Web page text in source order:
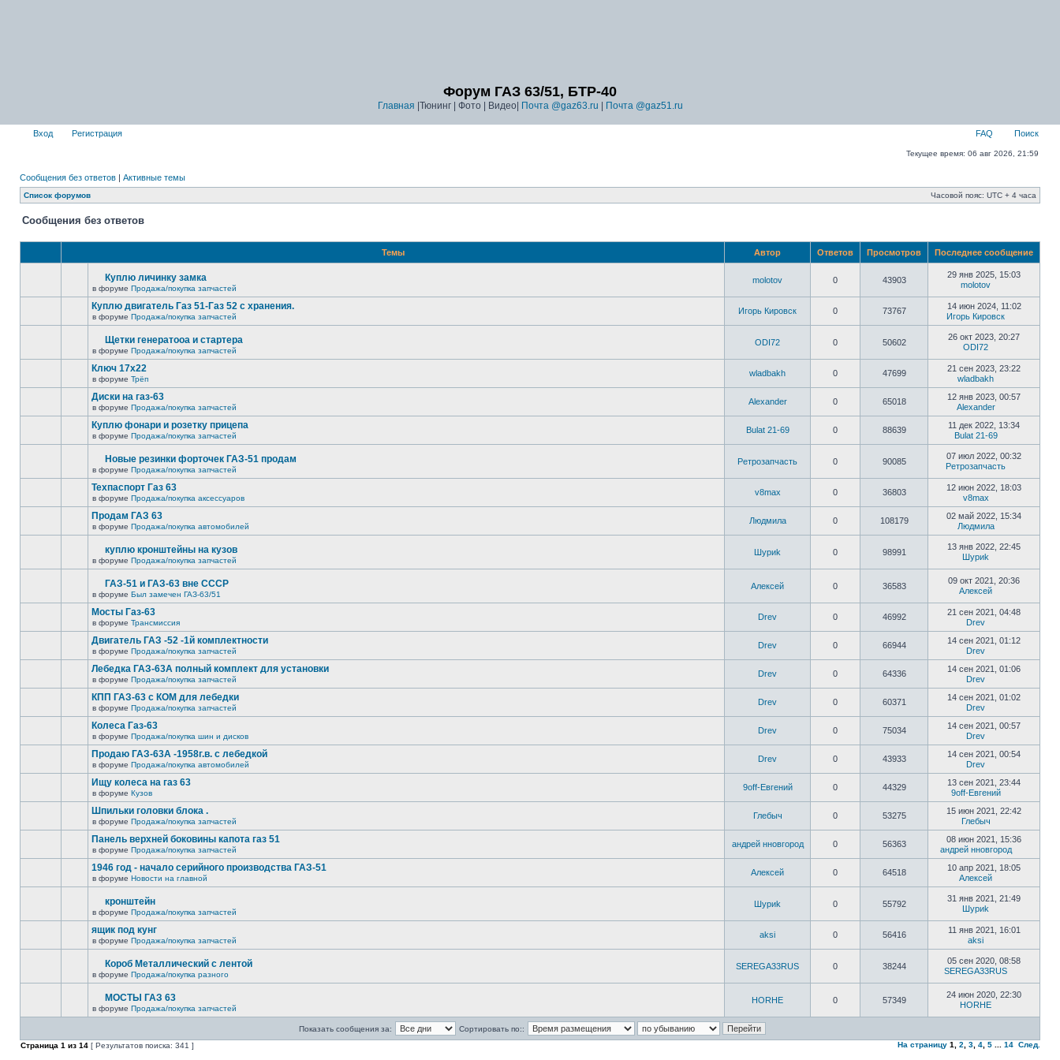
Форум ГАЗ 63/51, БТР-40
Главная |Тюнинг | Фото | Видео| Почта @gaz63.ru Почта @gaz51.ru
Вход Регистрация FAQ Поиск
Текущее время: 06 авг 2026, 21:59
Сообщения без ответов | Активные темы
Список форумов Часовой пояс: UTC + 4 часа
Сообщения без ответов
Темы Автор Ответов Просмотров Последнее сообщение
Куплю личинку замка
в форуме Продажа/покупка запчастей
molotov 0 43903
29 янв 2025, 15:03
molotov
Куплю двигатель Газ 51-Газ 52 с хранения.
в форуме Продажа/покупка запчастей
Игорь Кировск 0 73767
14 июн 2024, 11:02
Игорь Кировск
Щетки генератооа и стартера
в форуме Продажа/покупка запчастей
ODI72 0 50602
26 окт 2023, 20:27
ODI72
Ключ 17х22
в форуме Трёп
wladbakh 0 47699
21 сен 2023, 23:22
wladbakh
Диски на газ-63
в форуме Продажа/покупка запчастей
Alexander 0 65018
12 янв 2023, 00:57
Alexander
Куплю фонари и розетку прицепа
в форуме Продажа/покупка запчастей
Bulat 21-69 0 88639
11 дек 2022, 13:34
Bulat 21-69
Новые резинки форточек ГАЗ-51 продам
в форуме Продажа/покупка запчастей
Ретрозапчасть 0 90085
07 июл 2022, 00:32
Ретрозапчасть
Техпаспорт Газ 63
в форуме Продажа/покупка аксессуаров
v8max 0 36803
12 июн 2022, 18:03
v8max
Продам ГАЗ 63
в форуме Продажа/покупка автомобилей
Людмила 0 108179
02 май 2022, 15:34
Людмила
куплю кронштейны на кузов
в форуме Продажа/покупка запчастей
Шyриk 0 98991
13 янв 2022, 22:45
Шyриk
ГАЗ-51 и ГАЗ-63 вне СССР
в форуме Был замечен ГАЗ-63/51
Алексей 0 36583
09 окт 2021, 20:36
Алексей
Мосты Газ-63
в форуме Трансмиссия
Drev 0 46992
21 сен 2021, 04:48
Drev
Двигатель ГАЗ -52 -1й комплектности
в форуме Продажа/покупка запчастей
Drev 0 66944
14 сен 2021, 01:12
Drev
Лебедка ГАЗ-63А полный комплект для установки
в форуме Продажа/покупка запчастей
Drev 0 64336
14 сен 2021, 01:06
Drev
КПП ГАЗ-63 с КОМ для лебедки
в форуме Продажа/покупка запчастей
Drev 0 60371
14 сен 2021, 01:02
Drev
Колеса Газ-63
в форуме Продажа/покупка шин и дисков
Drev 0 75034
14 сен 2021, 00:57
Drev
Продаю ГАЗ-63А -1958г.в. с лебедкой
в форуме Продажа/покупка автомобилей
Drev 0 43933
14 сен 2021, 00:54
Drev
Ищу колеса на газ 63
в форуме Кузов
9off-Евгений 0 44329
13 сен 2021, 23:44
9off-Евгений
Шпильки головки блока .
в форуме Продажа/покупка запчастей
Глебыч 0 53275
15 июн 2021, 22:42
Глебыч
Панель верхней боковины капота газ 51
в форуме Продажа/покупка запчастей
андрей нновгород 0 56363
08 июн 2021, 15:36
андрей нновгород
1946 год - начало серийного производства ГАЗ-51
в форуме Новости на главной
Алексей 0 64518
10 апр 2021, 18:05
Алексей
кронштейн
в форуме Продажа/покупка запчастей
Шyриk 0 55792
31 янв 2021, 21:49
Шyриk
ящик под кунг
в форуме Продажа/покупка запчастей
aksi 0 56416
11 янв 2021, 16:01
aksi
Короб Металлический с лентой
в форуме Продажа/покупка разного
SEREGA33RUS 0 38244
05 сен 2020, 08:58
SEREGA33RUS
МОСТЫ ГАЗ 63
в форуме Продажа/покупка запчастей
HORHE 0 57349
24 июн 2020, 22:30
HORHE
Показать сообщения за:
Сортировать по::
Страница 1 из 14 [ Результатов поиска: 341 ] На страницу 1 2 3 4 5 14 След.